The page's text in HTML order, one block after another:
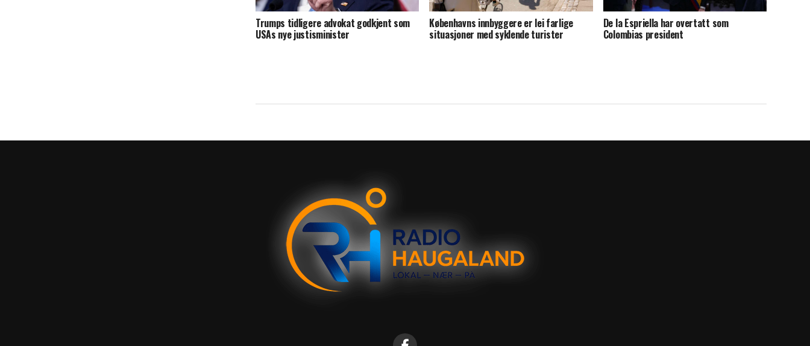
Trumps tidligere advokat godkjent som
USAs nye justisminister
Københavns innbyggere er lei farlige
situasjoner med syklende turister
De la Espriella har overtatt som
Colombias president